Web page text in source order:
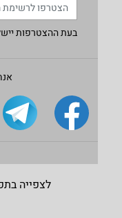
בעת ההצטרפות
לצפייה